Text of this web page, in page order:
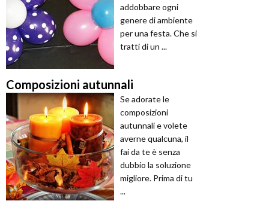
addobbare ogni
genere di ambiente
per una festa. Che si
tratti di un ...
Composizioni autunnali
Se adorate le
composizioni
autunnali e volete
averne qualcuna, il
fai da te è senza
dubbio la soluzione
migliore. Prima di tu
...